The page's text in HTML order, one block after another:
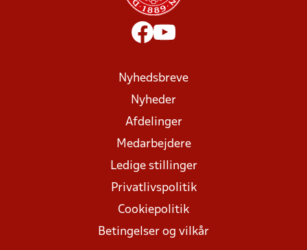
Nyhedsbreve
Nyheder
Afdelinger
Medarbejdere
Ledige stillinger
Privatlivspolitik
Cookiepolitik
Betingelser og vilkår